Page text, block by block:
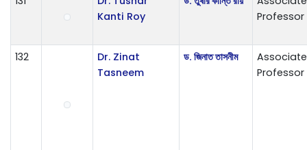
Kanti Roy
Professor
132
Dr. Zinat
Tasneem
ড. জিনাত তাসনীম
Associate
Professor